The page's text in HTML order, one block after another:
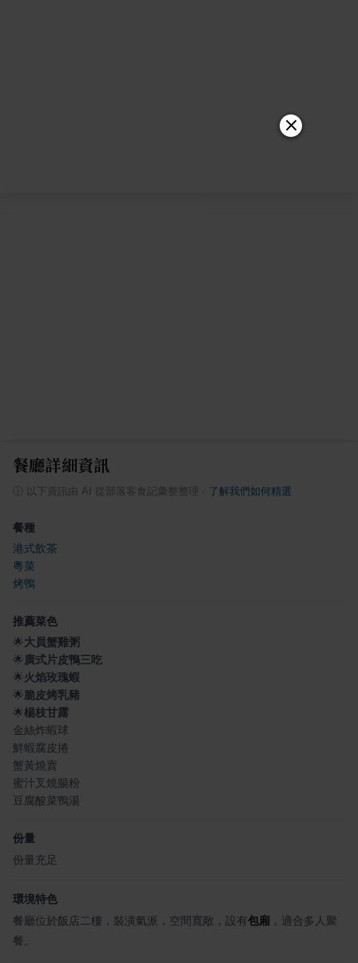
餐廳詳細資訊
以下資訊由 AI 從部落客食記彙整整理 了解我們如何精選
餐種
港式飲茶
粵菜
烤鴨
推薦菜色
🌟大員蟹雞粥
🌟 廣式片皮鴨三吃
🌟火焰玫瑰蝦
🌟 脆皮烤乳豬
🌟楊枝甘露
金絲炸蝦球
鮮蝦腐皮捲
蟹黃燒賣
蜜汁叉燒腸粉
豆腐酸菜鴨湯
份量
份量充足
環境特色
餐廳位於飯店二樓，裝潢氣派，空間寬敞，設有包廂 ，適合多人聚
餐。